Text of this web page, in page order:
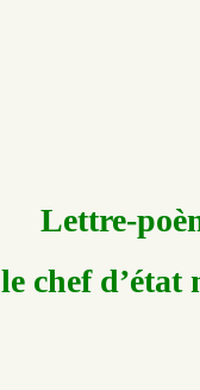
Lettre-
le chef d’état